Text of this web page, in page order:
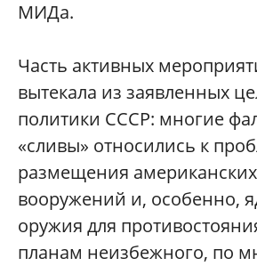
МИДа.
Часть активных
вытекала из заявленных
политики СССР: многие
«сливы» относились к
размещения
вооружений и, особенно,
оружия для
планам неизбежного, по